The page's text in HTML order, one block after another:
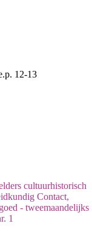
12-13
cultuurhistorisch
Contact,
- tweemaandelijks
1